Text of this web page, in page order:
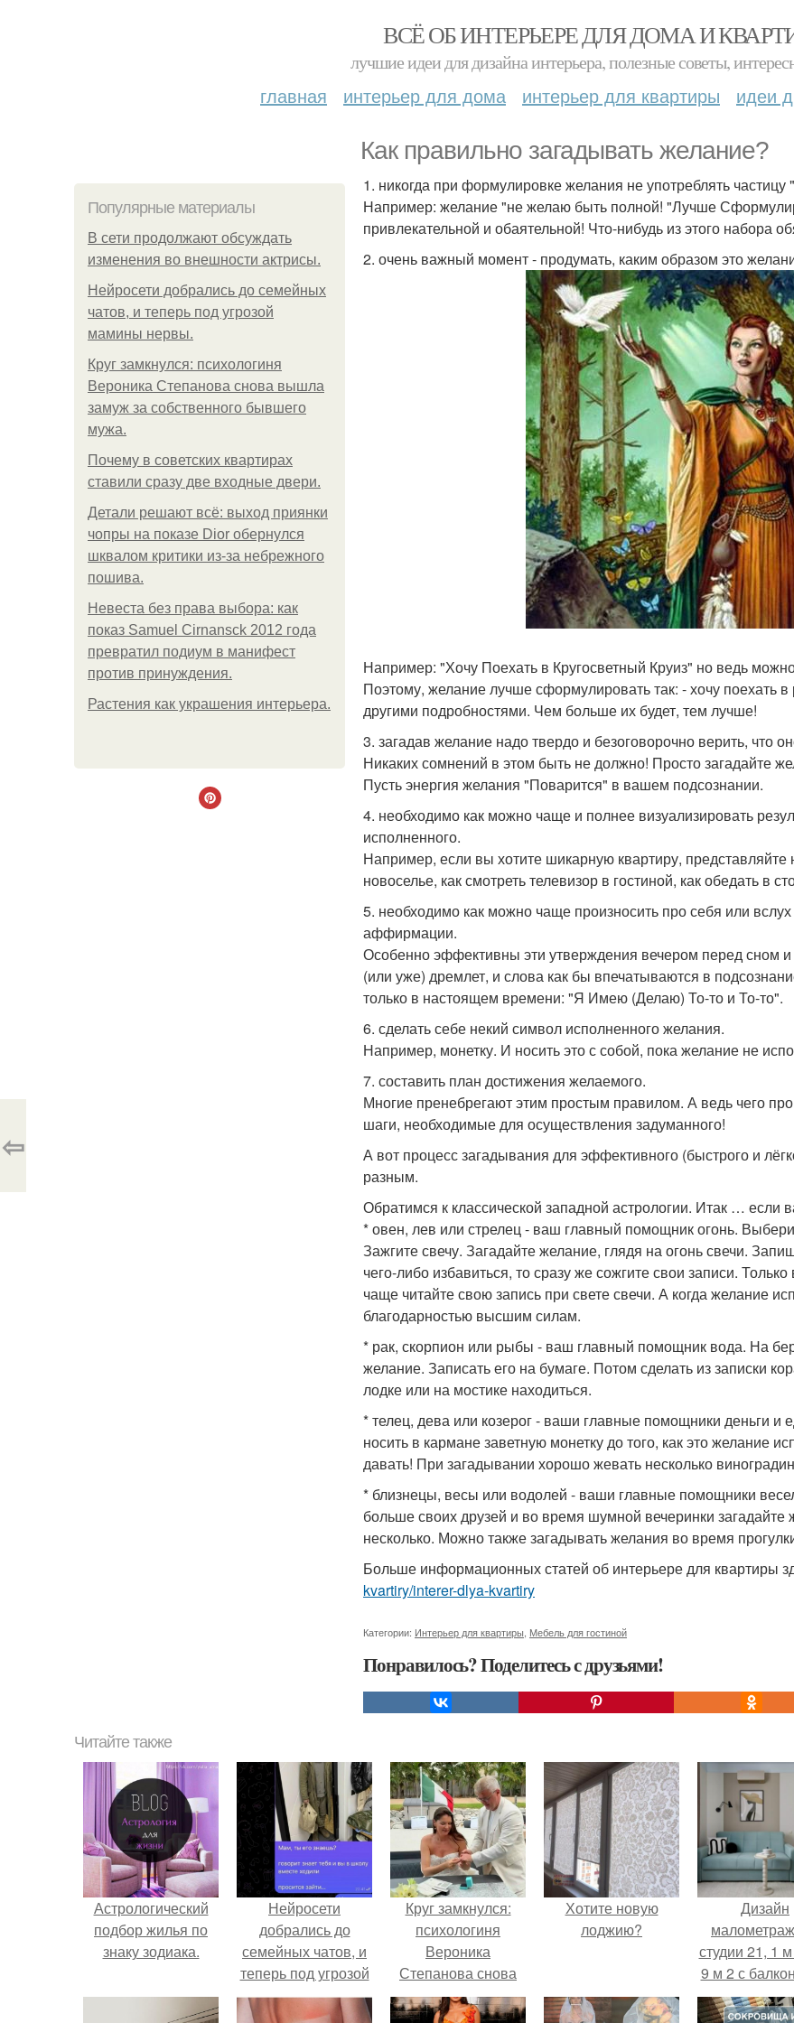
ВСЁ ОБ ИНТЕРЬЕРЕ ДЛЯ ДОМА И
лучшие идеи для дизайна интерьера, полезные советы,
главная интерьер для дома интерьер для квартиры идеи
Как правильно загадывать желание?
Популярные материалы
В сети продолжают обсуждать
изменения во внешности актрисы.
Нейросети добрались до семейных
чатов, и теперь под угрозой
мамины нервы.
Круг замкнулся: психологиня
Вероника Степанова снова вышла
замуж за собственного бывшего
мужа.
Почему в советских квартирах
ставили сразу две входные двери.
Детали решают всё: выход приянки
чопры на показе Dior обернулся
шквалом критики из-за небрежного
пошива.
Невеста без права выбора: как
показ Samuel Cirnansck 2012 года
превратил подиум в манифест
против принуждения.
Растения как украшения интерьера.
1. никогда при формулировке желания не употреблять частицу
Например: желание "не желаю быть полной! "Лучше
привлекательной и обаятельной! Что-нибудь из этого набора
2. очень важный момент - продумать, каким образом это
Например: "Хочу Поехать в Кругосветный Круиз" но ведь
Поэтому, желание лучше сформулировать так: - хочу поехать
другими подробностями. Чем больше их будет, тем лучше!
3. загадав желание надо твердо и безоговорочно верить, что
Никаких сомнений в этом быть не должно! Просто загадайте
Пусть энергия желания "Поварится" в вашем подсознании.
4. необходимо как можно чаще и полнее визуализировать
исполненного.
Например, если вы хотите шикарную квартиру, представляйте
новоселье, как смотреть телевизор в гостиной, как обедать в
5. необходимо как можно чаще произносить про себя или
аффирмации.
Особенно эффективны эти утверждения вечером перед сном
(или уже) дремлет, и слова как бы впечатываются в
только в настоящем времени: "Я Имею (Делаю) То-то и То-то".
6. сделать себе некий символ исполненного желания.
Например, монетку. И носить это с собой, пока желание не
7. составить план достижения желаемого.
Многие пренебрегают этим простым правилом. А ведь чего
шаги, необходимые для осуществления задуманного!
А вот процесс загадывания для эффективного (быстрого и
разным.
Обратимся к классической западной астрологии. Итак … если
* овен, лев или стрелец - ваш главный помощник огонь.
Зажгите свечу. Загадайте желание, глядя на огонь свечи.
чего-либо избавиться, то сразу же сожгите свои записи.
чаще читайте свою запись при свете свечи. А когда желание
благодарностью высшим силам.
* рак, скорпион или рыбы - ваш главный помощник вода. На
желание. Записать его на бумаге. Потом сделать из записки
лодке или на мостике находиться.
* телец, дева или козерог - ваши главные помощники деньги
носить в кармане заветную монетку до того, как это желание
давать! При загадывании хорошо жевать несколько
* близнецы, весы или водолей - ваши главные помощники
больше своих друзей и во время шумной вечеринки
несколько. Можно также загадывать желания во время
Больше информационных статей об интерьере для квартиры
kvartiry/interer-dlya-kvartiry
Категории: Интерьер для квартиры Мебель для гостиной
Понравилось? Поделитесь с друзьями!
⇦
Читайте также
Астрологический
подбор жилья по
знаку зодиака.
Нейросети
добрались до
семейных чатов, и
теперь под угрозой
мамины нервы.
Круг замкнулся:
психологиня
Вероника
Степанова снова
вышла замуж за
собственного
Хотите новую
лоджию?
Дизайн
студии 21, 1
9 м 2 с